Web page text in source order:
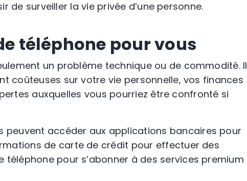
de surveiller la vie privée d’une personne.
téléphone pour vous
un problème technique ou de commodité. Il
coûteuses sur votre vie personnelle, vos finances
auxquelles vous pourriez être confronté si
peuvent accéder aux applications bancaires pour
de carte de crédit pour effectuer des
pour s’abonner à des services premium